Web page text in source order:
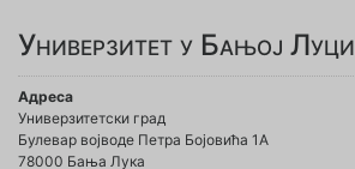
Универзитет у Бањој Луци
Адреса
Универзитетски град
Булевар војводе Петра Бојовића 1А
78000 Бања Лука